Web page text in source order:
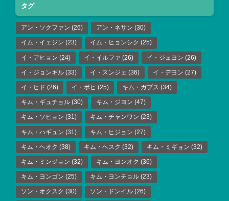
タグ
アン・ソクファン (26) アン・ネサン (30)
イム・イェジン (23) イム・ヒョンシク (25)
イ・アヒョン (24) イ・イルファ (26) イ・ジェヨン (26)
イ・ジョンギル (33) イ・スンジェ (36) イ・デヨン (27)
イ・ヒド (26) イ・ボヒ (25) キム・ガプス (34)
キム・ギュチョル (30) キム・ジヨン (47)
キム・ソヒョン (31) キム・チャンワン (23)
キム・ハギュン (31) キム・ヒジョン (27)
キム・ヘオク (38) キム・ヘスク (32) キム・ミギョン (32)
キム・ミンジョン (32) キム・ヨンオク (36)
キム・ヨンゴン (25) キム・ヨンチョル (23)
ソン・オクスク (30) ソン・ドンイル (26)